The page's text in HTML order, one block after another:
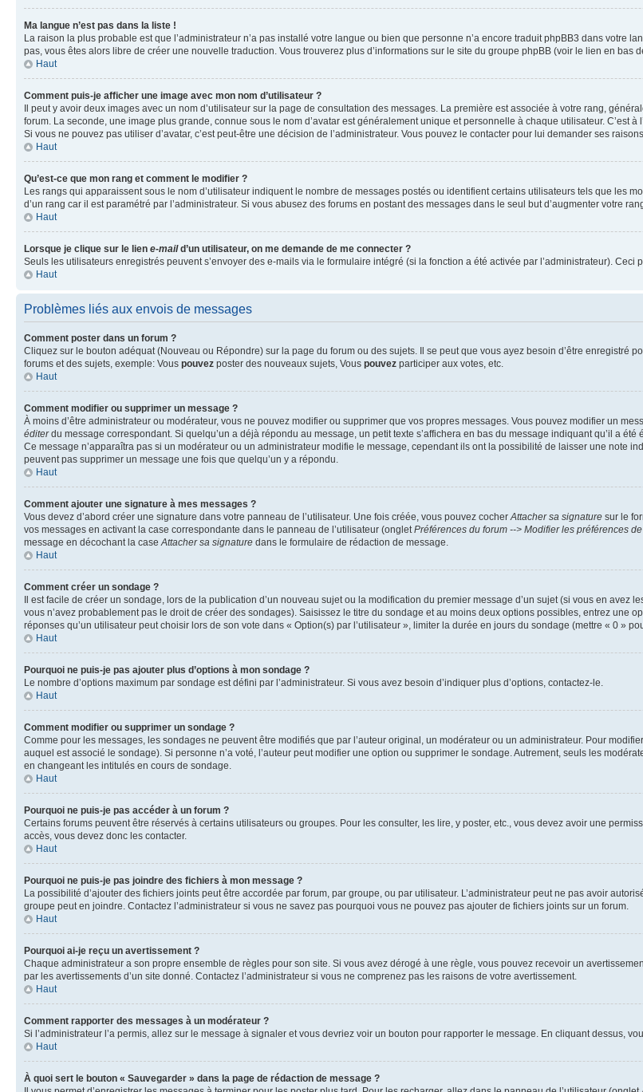
Ma langue n’est pas dans la liste !
La raison la plus probable est que l’administrateur n’a pas installé votre langue ou bien que personne n’a encore traduit phpBB3 dans votre
pas, vous êtes alors libre de créer une nouvelle traduction. Vous trouverez plus d’informations sur le site du groupe phpBB (voir le lien en bas
Haut
Comment puis-je afficher une image avec mon nom d’utilisateur ?
Il peut y avoir deux images avec un nom d’utilisateur sur la page de consultation des messages. La première est associée à votre rang,
forum. La seconde, une image plus grande, connue sous le nom d’avatar est généralement unique et personnelle à chaque utilisateur. C’est
Si vous ne pouvez pas utiliser d’avatar, c’est peut-être une décision de l’administrateur. Vous pouvez le contacter pour lui demander ses raisons.
Haut
Qu’est-ce que mon rang et comment le modifier ?
Les rangs qui apparaissent sous le nom d’utilisateur indiquent le nombre de messages postés ou identifient certains utilisateurs tels que les
d’un rang car il est paramétré par l’administrateur. Si vous abusez des forums en postant des messages dans le seul but d’augmenter votre
Haut
Lorsque je clique sur le lien e-maild’un utilisateur, on me demande de me connecter ?
Seuls les utilisateurs enregistrés peuvent s’envoyer des e-mails via le formulaire intégré (si la fonction a été activée par l’administrateur).
Haut
Problèmes liés aux envois de messages
Comment poster dans un forum ?
Cliquez sur le bouton adéquat (Nouveau ou Répondre) sur la page du forum ou des sujets. Il se peut que vous ayez besoin d’être enregistré
forums et des sujets, exemple: Vous pouvez poster des nouveaux sujets, Vous pouvez participer aux votes, etc.
Haut
Comment modifier ou supprimer un message ?
À moins d’être administrateur ou modérateur, vous ne pouvez modifier ou supprimer que vos propres messages. Vous pouvez modifier un
éditerdu message correspondant. Si quelqu’un a déjà répondu au message, un petit texte s’affichera en bas du message indiquant qu’il a
Ce message n’apparaîtra pas si un modérateur ou un administrateur modifie le message, cependant ils ont la possibilité de laisser une note
peuvent pas supprimer un message une fois que quelqu’un y a répondu.
Haut
Comment ajouter une signature à mes messages ?
Vous devez d’abord créer une signature dans votre panneau de l’utilisateur. Une fois créée, vous pouvez cocher Attacher sa signature sur le
vos messages en activant la case correspondante dans le panneau de l’utilisateur (onglet Préférences du forum --> Modifier les préférences
message en décochant la case Attacher sa signature dans le formulaire de rédaction de message.
Haut
Comment créer un sondage ?
Il est facile de créer un sondage, lors de la publication d’un nouveau sujet ou la modification du premier message d’un sujet (si vous en avez
vous n’avez probablement pas le droit de créer des sondages). Saisissez le titre du sondage et au moins deux options possibles, entrez une
réponses qu’un utilisateur peut choisir lors de son vote dans « Option(s) par l’utilisateur », limiter la durée en jours du sondage (mettre « 0 »
Haut
Pourquoi ne puis-je pas ajouter plus d’options à mon sondage ?
Le nombre d’options maximum par sondage est défini par l’administrateur. Si vous avez besoin d’indiquer plus d’options, contactez-le.
Haut
Comment modifier ou supprimer un sondage ?
Comme pour les messages, les sondages ne peuvent être modifiés que par l’auteur original, un modérateur ou un administrateur. Pour
auquel est associé le sondage). Si personne n’a voté, l’auteur peut modifier une option ou supprimer le sondage. Autrement, seuls les
en changeant les intitulés en cours de sondage.
Haut
Pourquoi ne puis-je pas accéder à un forum ?
Certains forums peuvent être réservés à certains utilisateurs ou groupes. Pour les consulter, les lire, y poster, etc., vous devez avoir une
accès, vous devez donc les contacter.
Haut
Pourquoi ne puis-je pas joindre des fichiers à mon message ?
La possibilité d’ajouter des fichiers joints peut être accordée par forum, par groupe, ou par utilisateur. L’administrateur peut ne pas avoir
groupe peut en joindre. Contactez l’administrateur si vous ne savez pas pourquoi vous ne pouvez pas ajouter de fichiers joints sur un forum.
Haut
Pourquoi ai-je reçu un avertissement ?
Chaque administrateur a son propre ensemble de règles pour son site. Si vous avez dérogé à une règle, vous pouvez recevoir un
par les avertissements d’un site donné. Contactez l’administrateur si vous ne comprenez pas les raisons de votre avertissement.
Haut
Comment rapporter des messages à un modérateur ?
Si l’administrateur l’a permis, allez sur le message à signaler et vous devriez voir un bouton pour rapporter le message. En cliquant dessus,
Haut
À quoi sert le bouton « Sauvegarder » dans la page de rédaction de message ?